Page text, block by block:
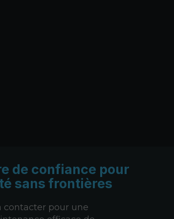
de confiance pour
sans frontières
contacter pour une